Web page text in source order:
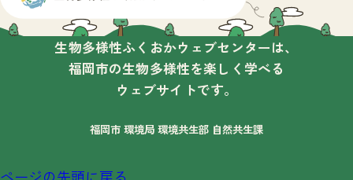
生物多様性ふくおかウェブセンターは、
福岡市の生物多様性を楽しく学べる
ウェブサイトです。
福岡市 環境局 環境共生部 自然共生課